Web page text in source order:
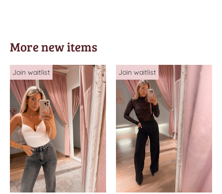
More new items